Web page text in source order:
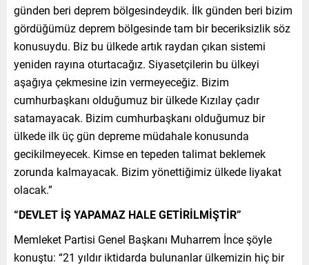
günden beri deprem bölgesindeydik. İlk günden beri bizim
gördüğümüz deprem bölgesinde tam bir beceriksizlik söz
konusuydu. Biz bu ülkede artık raydan çıkan sistemi
yeniden rayına oturtacağız. Siyasetçilerin bu ülkeyi
aşağıya çekmesine izin vermeyeceğiz. Bizim
cumhurbaşkanı olduğumuz bir ülkede Kızılay çadır
satamayacak. Bizim cumhurbaşkanı olduğumuz bir
ülkede ilk üç gün depreme müdahale konusunda
gecikilmeyecek. Kimse en tepeden talimat beklemek
zorunda kalmayacak. Bizim yönettiğimiz ülkede liyakat
olacak.”
“DEVLET İŞ YAPAMAZ HALE GETİRİLMİŞTİR”
Memleket Partisi Genel Başkanı Muharrem İnce şöyle
konuştu: “21 yıldır iktidarda bulunanlar ülkemizin hiç bir